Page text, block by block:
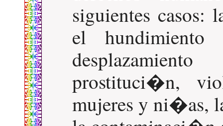
siguientes
el hundimiento
prostituci�n,
mujeres y ni�as,